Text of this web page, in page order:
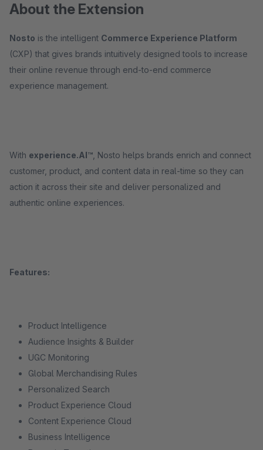
About the Extension
Nosto is the intelligent Commerce Experience Platform
(CXP) that gives brands intuitively designed tools to increase
their online revenue through end-to-end commerce
experience management.
With experience.AI™ , Nosto helps brands enrich and connect
customer, product, and content data in real-time so they can
action it across their site and deliver personalized and
authentic online experiences.
Features:
Product Intelligence
Audience Insights & Builder
UGC Monitoring
Global Merchandising Rules
Personalized Search
Product Experience Cloud
Content Experience Cloud
Business Intelligence